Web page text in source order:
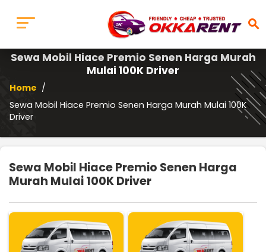
search
Sewa Mobil Hiace Premio Senen Harga Murah
Mulai 100K Driver
Home /
Sewa Mobil Hiace Premio Senen Harga Murah Mulai 100K
Driver
Sewa Mobil Hiace Premio Senen Harga
Murah Mulai 100K Driver